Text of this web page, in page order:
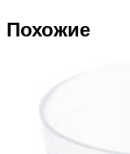
Похожие